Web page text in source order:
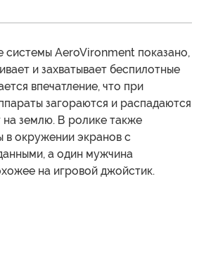
системы AeroVironment показано,
и захватывает беспилотные
впечатление, что при
загораются и распадаются
на землю. В ролике также
в окружении экранов с
а один мужчина
на игровой джойстик.